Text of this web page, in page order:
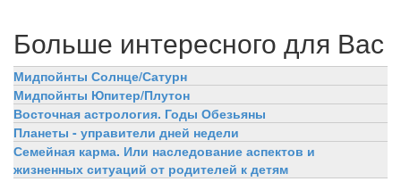
Больше интересного для Вас
Мидпойнты Солнце/Сатурн
Мидпойнты Юпитер/Плутон
Восточная астрология. Годы Обезьяны
Планеты - управители дней недели
Семейная карма. Или наследование аспектов и
жизненных ситуаций от родителей к детям